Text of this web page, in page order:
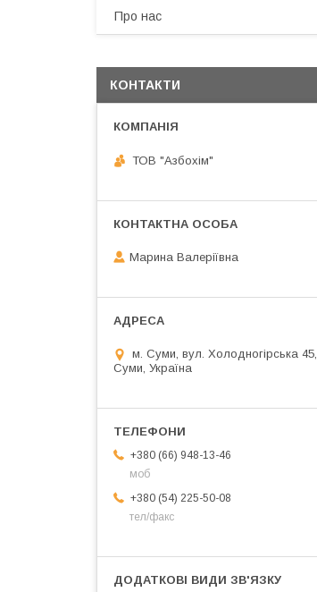
Про нас
КОНТАКТИ
ТОВ "Азбохім"
Марина Валеріївна
м. Суми, вул. Холодногірська 45,
Суми, Україна
+380 (66) 948-13-46
моб
+380 (54) 225-50-08
тел/факс